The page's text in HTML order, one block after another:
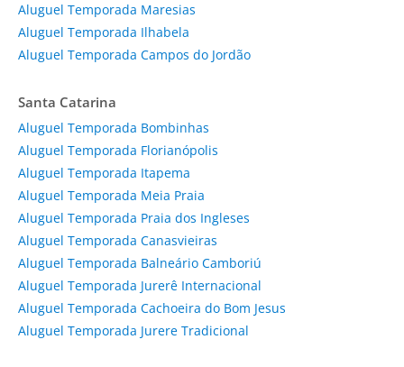
Aluguel Temporada Maresias
Aluguel Temporada Ilhabela
Aluguel Temporada Campos do Jordão
Santa Catarina
Aluguel Temporada Bombinhas
Aluguel Temporada Florianópolis
Aluguel Temporada Itapema
Aluguel Temporada Meia Praia
Aluguel Temporada Praia dos Ingleses
Aluguel Temporada Canasvieiras
Aluguel Temporada Balneário Camboriú
Aluguel Temporada Jurerê Internacional
Aluguel Temporada Cachoeira do Bom Jesus
Aluguel Temporada Jurere Tradicional